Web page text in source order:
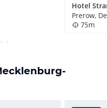
Hotel
Prerow,
75m